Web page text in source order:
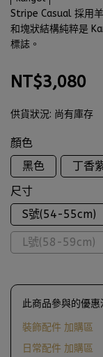
Stripe Casual 採用
和塊狀結構純粹是
標誌。
NT$3,080
供貨狀況: 尚有庫存
顏色
黑色
丁香
尺寸
S號(54-55cm)
L號(58-59cm)
此商品參與的優惠
裝飾配件 加購區
日常配件 加購區